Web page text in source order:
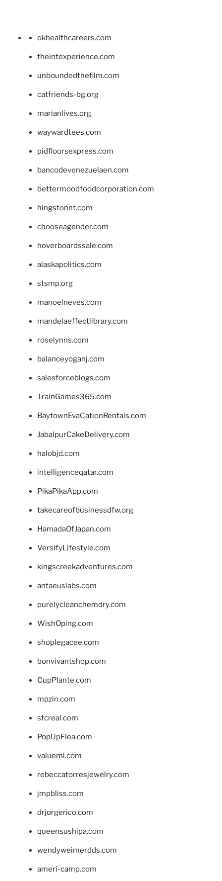
okhealthcareers.com
theintexperience.com
unboundedthefilm.com
catfriends-bg.org
marianlives.org
waywardtees.com
pidfloorsexpress.com
bancodevenezuelaen.com
bettermoodfoodcorporation.com
hingstonnt.com
chooseagender.com
hoverboardssale.com
alaskapolitics.com
stsmp.org
manoelneves.com
mandelaeffectlibrary.com
roselynns.com
balanceyoganj.com
salesforceblogs.com
TrainGames365.com
BaytownEvaCationRentals.com
JabalpurCakeDelivery.com
halobjd.com
intelligenceqatar.com
PikaPikaApp.com
takecareofbusinessdfw.org
HamadaOfJapan.com
VersifyLifestyle.com
kingscreekadventures.com
antaeuslabs.com
purelycleanchemdry.com
WishOping.com
shoplegacee.com
bonvivantshop.com
CupPlante.com
mpzin.com
stcreal.com
PopUpFlea.com
valueml.com
rebeccatorresjewelry.com
jmpbliss.com
drjorgerico.com
queensushipa.com
wendyweimerdds.com
ameri-camp.com